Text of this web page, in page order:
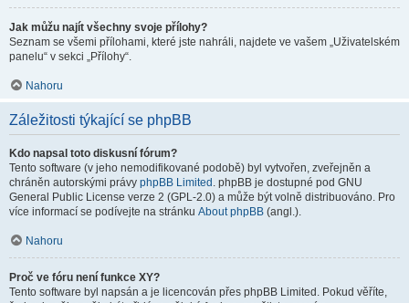
Jak můžu najít všechny svoje přílohy?
Seznam se všemi přílohami, které jste nahráli, najdete ve vašem „Uživatelském
panelu“ v sekci „Přílohy“.
Nahoru
Záležitosti týkající se phpBB
Kdo napsal toto diskusní fórum?
Tento software (v jeho nemodifikované podobě) byl vytvořen, zveřejněn a
chráněn autorskými právy phpBB Limited . phpBB je dostupné pod GNU
General Public License verze 2 (GPL-2.0) a může být volně distribuováno. Pro
více informací se podívejte na stránku About phpBB (angl.).
Nahoru
Proč ve fóru není funkce XY?
Tento software byl napsán a je licencován přes phpBB Limited. Pokud věříte,